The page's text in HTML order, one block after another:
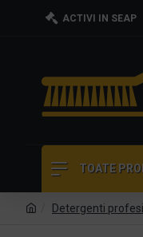
ACTIVI IN SEAP
TOATE
Detergenti